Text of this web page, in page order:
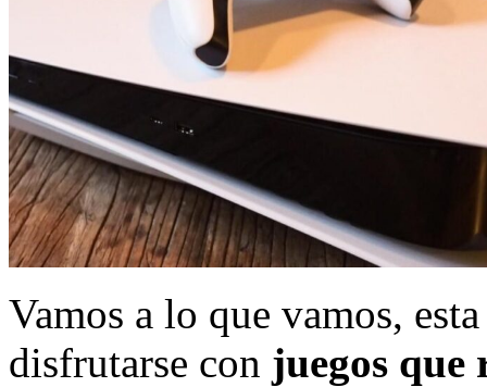
Vamos a lo que vamos,
disfrutarse con juegos que